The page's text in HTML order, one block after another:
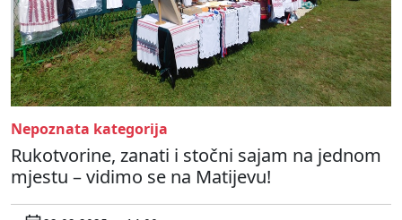
Nepoznata kategorija
Rukotvorine, zanati i stočni sajam na jednom
mjestu – vidimo se na Matijevu!